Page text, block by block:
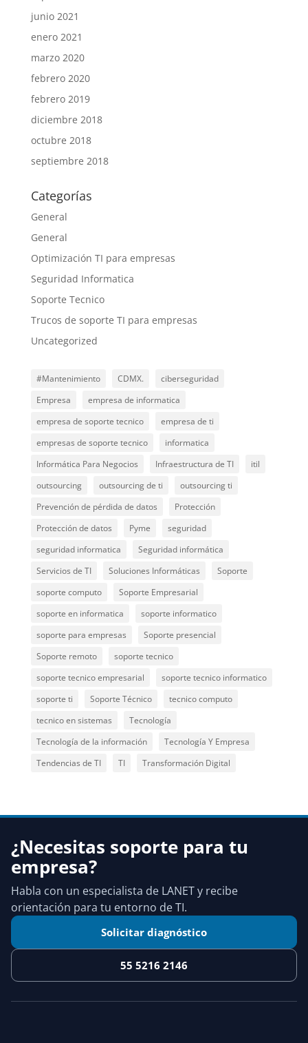
junio 2021
enero 2021
marzo 2020
febrero 2020
febrero 2019
diciembre 2018
octubre 2018
septiembre 2018
Categorías
General
General
Optimización TI para empresas
Seguridad Informatica
Soporte Tecnico
Trucos de soporte TI para empresas
Uncategorized
#Mantenimiento CDMX.
ciberseguridad
Empresa
empresa de informatica
empresa de soporte tecnico
empresa de ti
empresas de soporte tecnico
informatica
Informática Para Negocios
Infraestructura de TI
itil
outsourcing
outsourcing de ti
outsourcing ti
Prevención de pérdida de datos
Protección
Protección de datos
Pyme
seguridad
seguridad informatica
Seguridad informática
Servicios de TI
Soluciones Informáticas
Soporte
soporte computo
Soporte Empresarial
soporte en informatica
soporte informatico
soporte para empresas
Soporte presencial
Soporte remoto
soporte tecnico
soporte tecnico empresarial
soporte tecnico informatico
soporte ti
Soporte Técnico
tecnico computo
tecnico en sistemas
Tecnología
Tecnología de la información
Tecnología Y Empresa
Tendencias de TI
TI Transformación Digital
¿Necesitas soporte para tu
empresa?
Habla con un especialista de LANET y recibe
orientación para tu entorno de TI.
Solicitar diagnóstico
55 5216 2146